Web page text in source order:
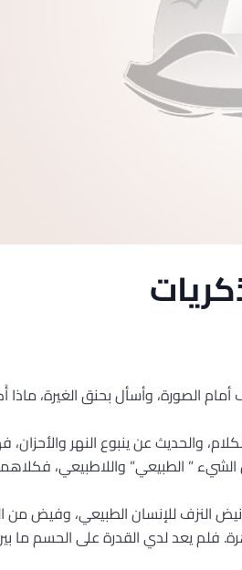
الصورة، وأسأل بحنق الغيرة،
والحديث عن ينبوع النهر والأحزان،
” الطبيعي” واللاطبيعي، فكلاهما
للإنسان الطبيعي، وفيض من
فلم يعد لدي القدرة على الحسم ما